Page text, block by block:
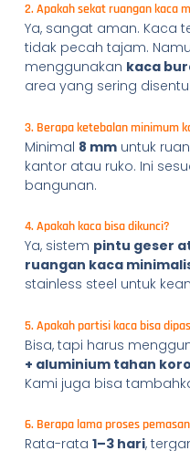
2. Apakah sekat ruangan kaca
Ya, sangat aman. Kaca
tidak pecah tajam.
menggunakan kaca
area yang sering
3. Berapa ketebalan minimum
Minimal 8 mmuntuk
kantor atau ruko. Ini
bangunan.
4. Apakah kaca bisa dikunci?
Ya, sistem pintu geser
ruangan kaca
stainless steel untuk
5. Apakah partisi kaca bisa
Bisa, tapi harus
+ aluminium tahan
Kami juga bisa
6. Berapa lama proses
Rata-rata 1–3 hari,